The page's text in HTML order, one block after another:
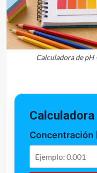
Calculadora de pH
Calculadora
Concentración